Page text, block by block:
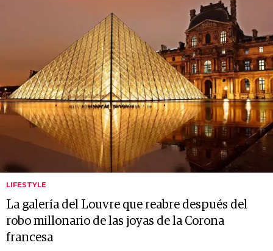
LIFESTYLE
La galería del Louvre que reabre después del
robo millonario de las joyas de la Corona
francesa